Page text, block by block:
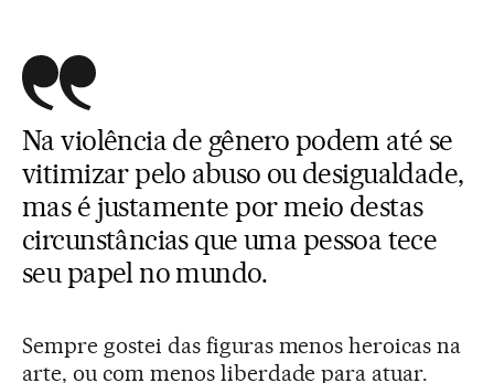
Na violência de gênero podem até se
vitimizar pelo abuso ou desigualdade,
mas é justamente por meio destas
circunstâncias que uma pessoa tece
seu papel no mundo.
Sempre gostei das figuras menos heroicas na
arte, ou com menos liberdade para atuar.